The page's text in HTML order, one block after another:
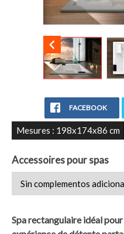

FACEBOOK
Mesures : 198x174x86 cm
Accessoires pour spas
Spa rectangulaire idéal